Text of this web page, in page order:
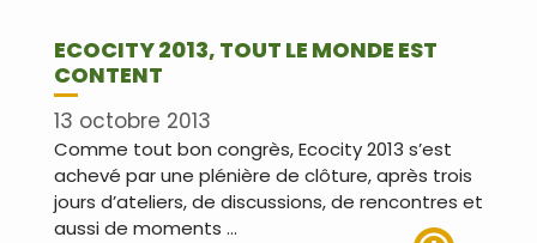
ECOCITY 2013, TOUT LE MONDE EST
CONTENT
13 octobre 2013
Comme tout bon congrès, Ecocity 2013 s’est
achevé par une plénière de clôture, après trois
jours d’ateliers, de discussions, de rencontres et
aussi de moments …